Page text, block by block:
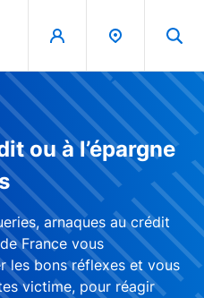
ou à l’épargne
arnaques au crédit
France vous
les bons réflexes et vous
victime, pour réagir